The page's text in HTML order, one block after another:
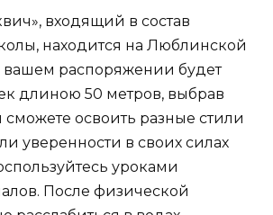
входящий в состав
находится на Люблинской
вашем распоряжении будет
длиною 50 метров, выбрав
освоить разные стили
уверенности в своих силах
уроками
После физической